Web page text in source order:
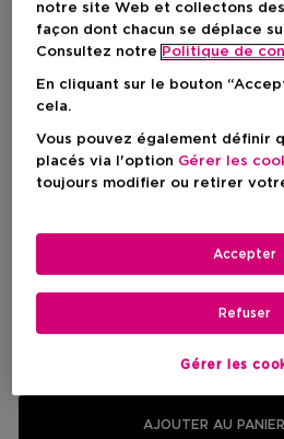
Choisissez votre format
30 ML
Prix du produit
37,90 €
Prix du produit
AJOUTER AU PANIER
notre site Web et collectons
façon dont chacun se déplace
Consultez notre Politique de
En cliquant sur le bouton
cela.
Vous pouvez également définir
placés via l'option Gérer les
toujours modifier ou retirer
Gérer les
Refuser
Accepter